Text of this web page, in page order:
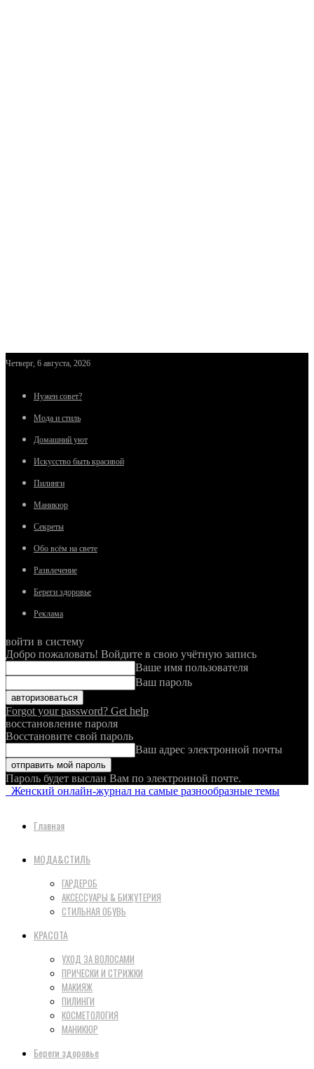
Четверг, 6 августа, 2026
Нужен совет?
Мода и стиль
Домашний уют
Искусство быть красивой
Пилинги
Маникюр
Секреты
Обо всём на свете
Развлечение
Береги здоровье
Реклама
войти в систему
Добро пожаловать! Войдите в свою учётную запись
Ваше имя пользователя
Ваш пароль
Forgot your password? Get help
восстановление пароля
Восстановите свой пароль
Ваш адрес электронной почты
Пароль будет выслан Вам по электронной почте.
Женский онлайн-журнал на самые разнообразные темы
Главная
МОДА&СТИЛЬ
ГАРДЕРОБ
АКСЕССУАРЫ & БИЖУТЕРИЯ
СТИЛЬНАЯ ОБУВЬ
КРАСОТА
УХОД ЗА ВОЛОСАМИ
ПРИЧЕСКИ И СТРИЖКИ
МАКИЯЖ
ПИЛИНГИ
КОСМЕТОЛОГИЯ
МАНИКЮР
Береги здоровье